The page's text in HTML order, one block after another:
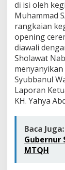
di isi oleh
Muhammad
rangkaian
opening
diawali
Sholawat
Syubbanul
Laporan
KH. Yahya
Baca Juga:
Gubernur
MTQH